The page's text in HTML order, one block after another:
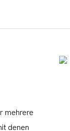
mehrere
denen